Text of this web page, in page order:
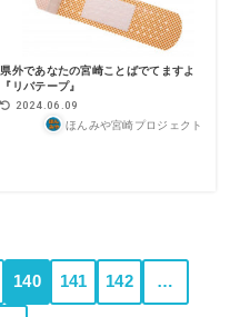
県外であなたの宮崎ことばでてますよ
『リバテープ』
2024.06.09
ほんみや宮崎プロジェクト
140 141 142 …